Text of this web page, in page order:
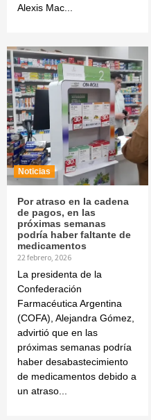
Alexis Mac...
Noticias
Por atraso en la cadena
de pagos, en las
próximas semanas
podría haber faltante de
medicamentos
22 febrero, 2026
La presidenta de la
Confederación
Farmacéutica Argentina
(COFA), Alejandra Gómez,
advirtió que en las
próximas semanas podría
haber desabastecimiento
de medicamentos debido a
un atraso...